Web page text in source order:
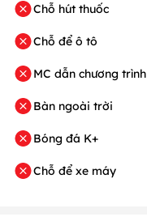
Chỗ hút thuốc
Chỗ để ô tô
MC dẫn chương trình
Bàn ngoài trời
Bóng đá K+
Chỗ để xe máy